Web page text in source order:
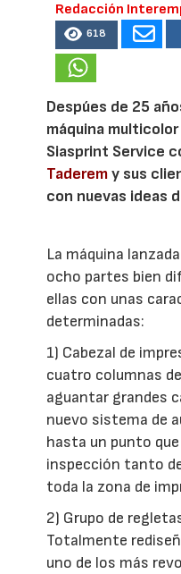
Redacción
618
Despúes de 25
máquina
Siasprint Service
Taderemy sus
con nuevas ideas
La máquina
ocho partes bien
ellas con unas
determinadas:
1) Cabezal de
cuatro columnas
aguantar grandes
nuevo sistema de
hasta un punto
inspección tanto
toda la zona de
2) Grupo de
Totalmente
uno de los más